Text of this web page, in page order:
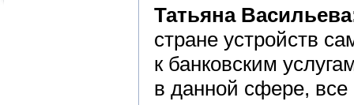
Татьяна
стране устройств
к банковским
в данной сфере,